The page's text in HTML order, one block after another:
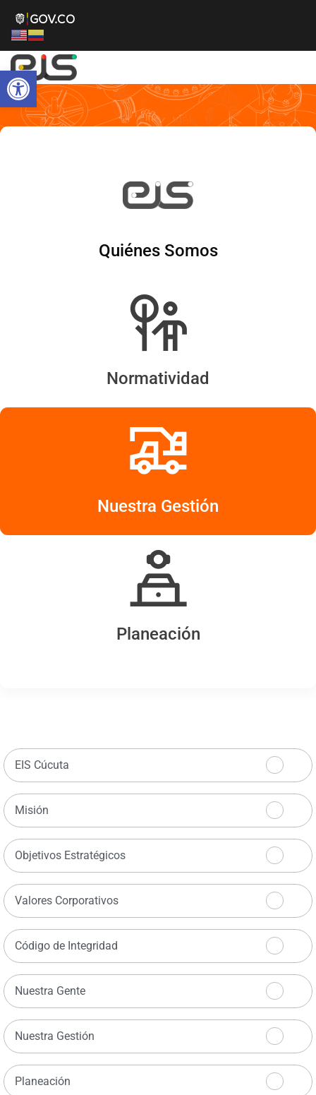
Abrir barra de herramientas
Quiénes Somos
Normatividad
Nuestra Gestión
Planeación
EIS Cúcuta
Misión
Objetivos Estratégicos
Valores Corporativos
Código de Integridad
Nuestra Gente
Nuestra Gestión
Planeación